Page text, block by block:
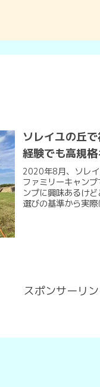
ソレイユの丘
経験でも高規
2020年8月、ソレ
ファミリーキャン
ンプに興味あるけ
選びの基準から実
スポンサーリン